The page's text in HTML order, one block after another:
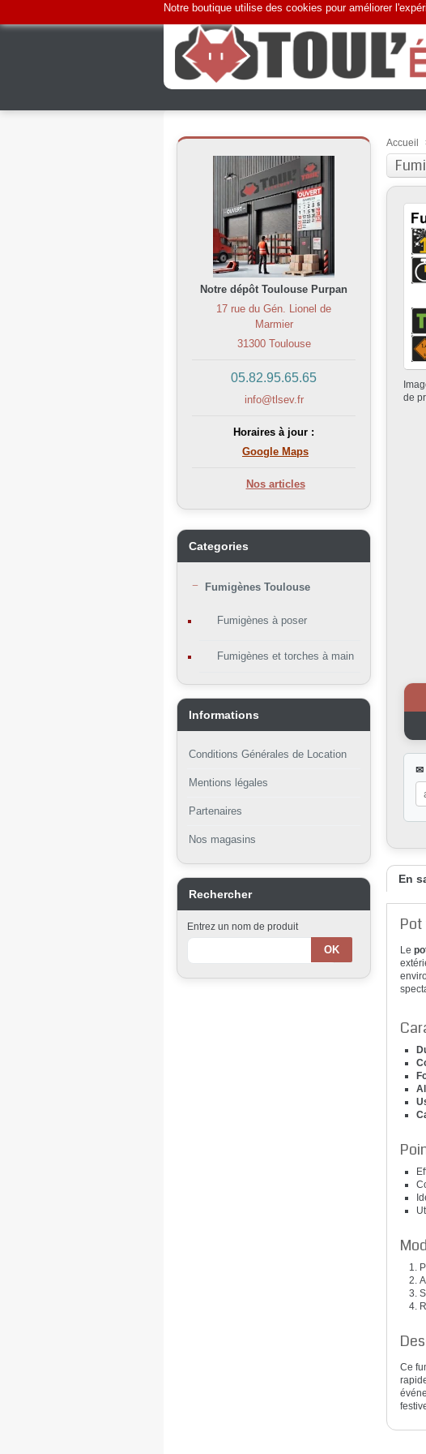
Notre boutique utilise des cookies pour améliorer
Notre dépôt Toulouse Purpan
17 rue du Gén. Lionel de
Marmier
31300 Toulouse
05.82.95.65.65
info@tlsev.fr
Horaires à jour :
Google Maps
Nos articles
Categories
Fumigènes Toulouse
Fumigènes à poser
Fumigènes et torches à main
Informations
Conditions Générales de Location
Mentions légales
Partenaires
Nos magasins
Rechercher
Entrez un nom de produit
Accueil
de
✉
En
Le
Ce